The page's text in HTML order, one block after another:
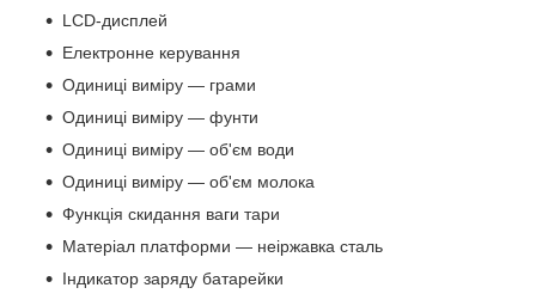
LCD-дисплей
Електронне керування
Одиниці виміру — грами
Одиниці виміру — фунти
Одиниці виміру — об'єм води
Одиниці виміру — об'єм молока
Функція скидання ваги тари
Матеріал платформи — неіржавка сталь
Індикатор заряду батарейки